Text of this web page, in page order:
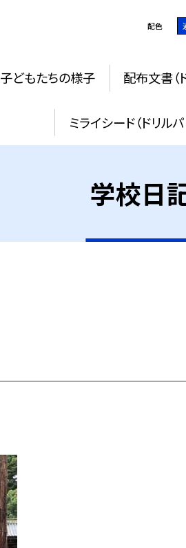
配色
子どもたちの様子 配布文書（
ミライシード（ドリルパ
学校日